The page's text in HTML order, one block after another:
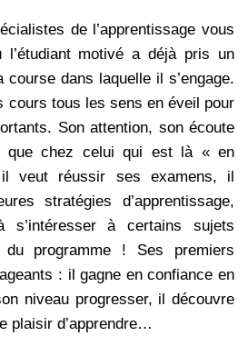
de l’apprentissage vous
l’étudiant motivé a déjà pris un
dans laquelle il s’engage.
cours tous les sens en éveil pour
Son attention, son écoute
que chez celui qui est là « en
veut réussir ses examens, il
stratégies d’apprentissage,
s’intéresser à certains sujets
du programme ! Ses premiers
: il gagne en confiance en
niveau progresser, il découvre
plaisir d’apprendre…